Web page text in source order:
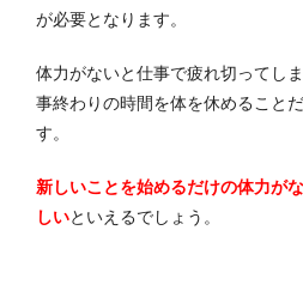
が必要となります。
体力がないと仕事で疲れ切ってし
事終わりの時間を体を休めること
す。
新しいことを始めるだけの体力が
しいといえるでしょう。